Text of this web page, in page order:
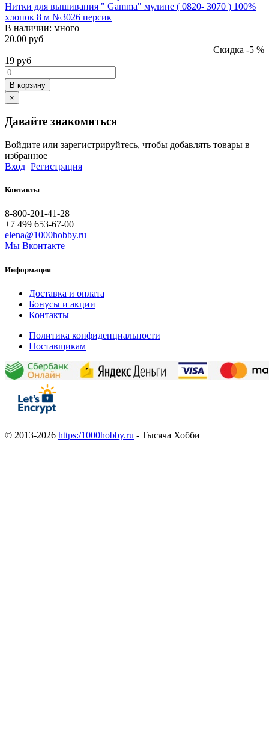
Нитки для вышивания " Gamma" мулине ( 0820- 3070 ) 100%
хлопок 8 м №3026 персик
В наличии: много
20.00 руб
Скидка -5 %
19 руб
В корзину
×
Давайте знакомиться
Войдите или зарегистрируйтесь, чтобы добавлять товары в
избранное
Вход Регистрация
Контакты
8-800-201-41-28
+7 499 653-67-00
elena@1000hobby.ru
Мы Вконтакте
Информация
Доставка и оплата
Бонусы и акции
Контакты
Политика конфиденциальности
Поставщикам
© 2013-2026 https:/1000hobby.ru - Тысяча Хобби